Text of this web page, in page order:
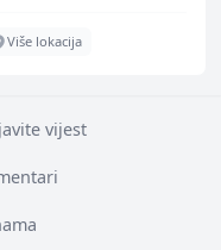
Više lokacija
vijest